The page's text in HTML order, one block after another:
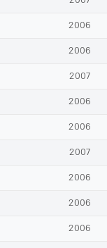
2006
2006
2007
2006
2006
2007
2006
2006
2006